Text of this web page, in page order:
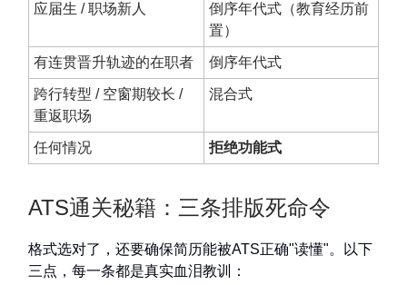
应届生 / 职场新人
倒序年代式（教育经历前
置）
有连贯晋升轨迹的在职者 倒序年代式
跨行转型 / 空窗期较长 /
重返职场
混合式
任何情况 拒绝功能式
ATS通关秘籍：三条排版死命令
格式选对了，还要确保简历能被ATS正确"读懂"。以下
三点，每一条都是真实血泪教训：